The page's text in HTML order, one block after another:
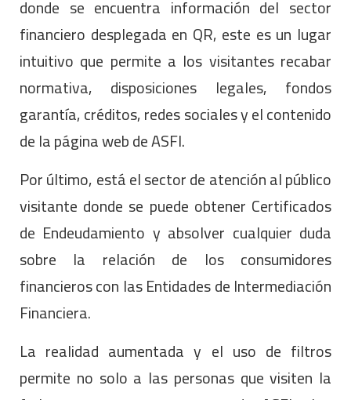
donde se encuentra información del sector
financiero desplegada en QR, este es un lugar
intuitivo que permite a los visitantes recabar
normativa, disposiciones legales, fondos
garantía, créditos, redes sociales y el contenido
de la página web de ASFI.
Por último, está el sector de atención al público
visitante donde se puede obtener Certificados
de Endeudamiento y absolver cualquier duda
sobre la relación de los consumidores
financieros con las Entidades de Intermediación
Financiera.
La realidad aumentada y el uso de filtros
permite no solo a las personas que visiten la